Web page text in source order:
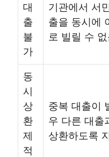
대
출
불
가
기관에서 서
출을 동시에
로 빌릴 수 없
동
시
상
환
제
적
중복 대출이
우 다른 대출
상환하도록